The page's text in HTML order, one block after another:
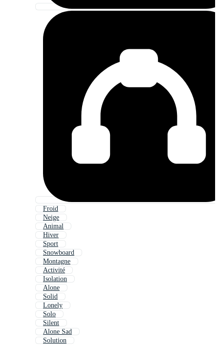
Froid
Neige
Animal
Hiver
Sport
Snowboard
Montagne
Activité
Isolation
Alone
Solid
Lonely
Solo
Silent
Alone Sad
Solution